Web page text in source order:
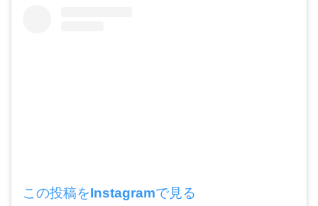
この投稿をInstagramで見る